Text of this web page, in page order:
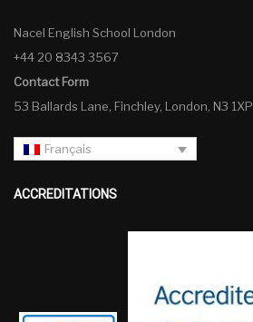
Nacel English School London
+44 20 8343 3567
Contact Form
53 Ballards Lane, Finchley, London, N3 1XP
Français
ACCREDITATIONS